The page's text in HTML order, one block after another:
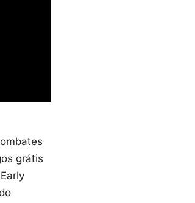
grátis